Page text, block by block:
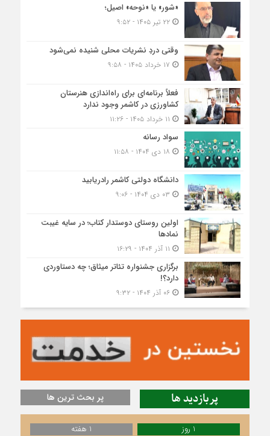
«شور» یا «نوحه» اصیل؛
۲۲ تیر ۱۴۰۵ - ۹:۵۲
وقتی دردِ نشریات محلی شنیده نمی‌شود
فعلاً برنامه‌ای برای راه‌اندازی هنرستان
کشاورزی در کاشمر وجود ندارد
سواد رسانه
دانشگاه دولتی کاشمر‌ رادریابید
اولین روستای دوستدار کتاب؛ در سایه غیبت
نمادها
برگزاری جشنواره تئاتر میثاق؛ چه دستاوردی
دارد؟!
۰۶ آذر ۱۴۰۴ - ۹:۳۲
پربازدید ها پر بحث ترین ها
1 روز 1 هفته